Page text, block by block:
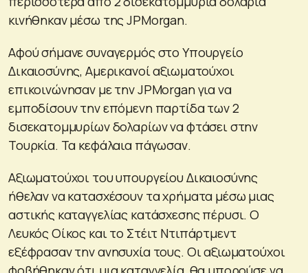
κινήθηκαν μέσω της JPMorgan.
Αφού σήμανε συναγερμός στο Υπουργείο
Δικαιοσύνης, Αμερικανοί αξιωματούχοι
επικοινώνησαν με την JPMorgan για να
εμποδίσουν την επόμενη παρτίδα των 2
δισεκατομμυρίων δολαρίων να φτάσει στην
Τουρκία. Τα κεφάλαια πάγωσαν.
Αξιωματούχοι του υπουργείου Δικαιοσύνης
ήθελαν να κατασχέσουν τα χρήματα μέσω μιας
αστικής καταγγελίας κατάσχεσης πέρυσι. Ο
Λευκός Οίκος και το Στέιτ Ντιπάρτμεντ
εξέφρασαν την ανησυχία τους. Οι αξιωματούχοι